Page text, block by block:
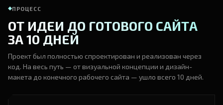
ПРОЦЕСС
ОТ ИДЕИ ДО ГОТОВОГО САЙТА
ЗА 10 ДНЕЙ
Проект был полностью спроектирован и реализован через
код. На весь путь — от визуальной концепции и дизайн-
макета до конечного рабочего сайта — ушло всего 10 дней.